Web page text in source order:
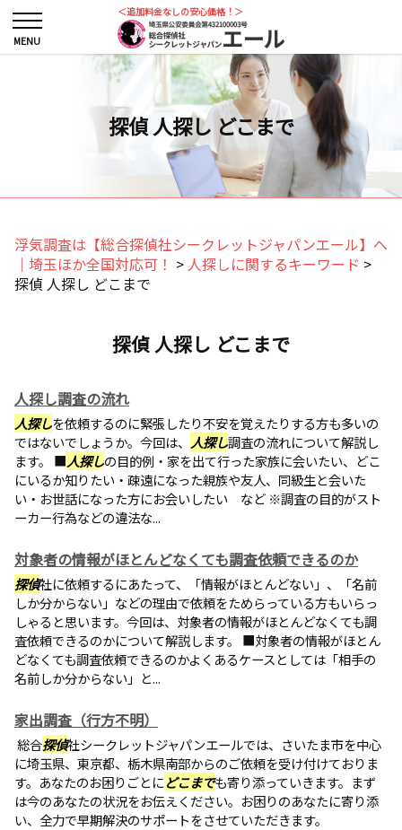
探偵 人探し どこまで
＜追加料金なしの安心価格！＞
浮気調査は【総合探偵社シークレットジャパンエール】へ
｜埼玉ほか全国対応可！ > 人探しに関するキーワード >
探偵 人探し どこまで
探偵 人探し どこまで
人探し調査の流れ
人探しを依頼するのに緊張したり不安を覚えたりする方も多いの
ではないでしょうか。今回は、 人探し調査の流れについて解説し
ます。 ■人探しの目的例・家を出て行った家族に会いたい、どこ
にいるか知りたい・疎遠になった親族や友人、同級生と会いた
い・お世話になった方にお会いしたい など ※調査の目的がスト
ーカー行為などの違法な...
対象者の情報がほとんどなくても調査依頼できるのか
探偵社に依頼するにあたって、「情報がほとんどない」、「名前
しか分からない」などの理由で依頼をためらっている方もいらっ
しゃると思います。今回は、対象者の情報がほとんどなくても調
査依頼できるのかについて解説します。 ■対象者の情報がほとん
どなくても調査依頼できるのかよくあるケースとしては「相手の
名前しか分からない」と...
家出調査（行方不明）
総合探偵社シークレットジャパンエールでは、さいたま市を中心
に埼玉県、東京都、栃木県南部からのご依頼を受け付けておりま
す。あなたのお困りごとにどこまでも寄り添っていきます。まず
は今のあなたの状況をお伝えください。お困りのあなたに寄り添
い、全力で早期解決のサポートをさせていただきます。